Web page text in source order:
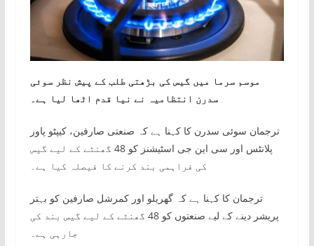
موسم سرما میں گیس کی بڑھتی طلب کے پیش نظر سوئی
سدرن انتظامیہ نے نیا قدم اٹھا لیا ہے۔
ترجمان سوئی سدرن کا کہنا ہے کہ صنعتی صارفین، کیپٹو پاور
پلانٹس اور سی این جی اسٹیشنز کو 48 گھنٹے کے لیے گیس
کی فراہمی بند کرنے کا فیصلہ کیا ہے۔
ترجمان کا کہنا ہے کہ گھریلو اور کمرشل صارفین کو بہتر
پریشر دینے کے لیے صنعتوں کو 48 گھنٹے کے لیے گیس بند کی
جارہی ہے۔